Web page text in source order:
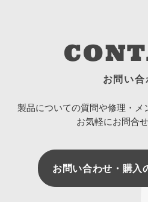
お問い合
製品についての質問や修理・メ
お気軽にお問合
お問い合わせ・購入